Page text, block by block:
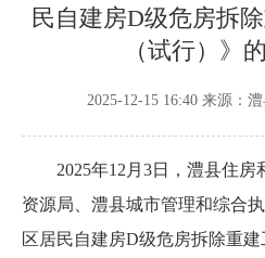
民自建房D级危房拆
（试行）》
2025-12-15 16:40 来源：
2025年12月3日，澧县住
资源局、澧县城市管理和综合
区居民自建房D级危房拆除重建